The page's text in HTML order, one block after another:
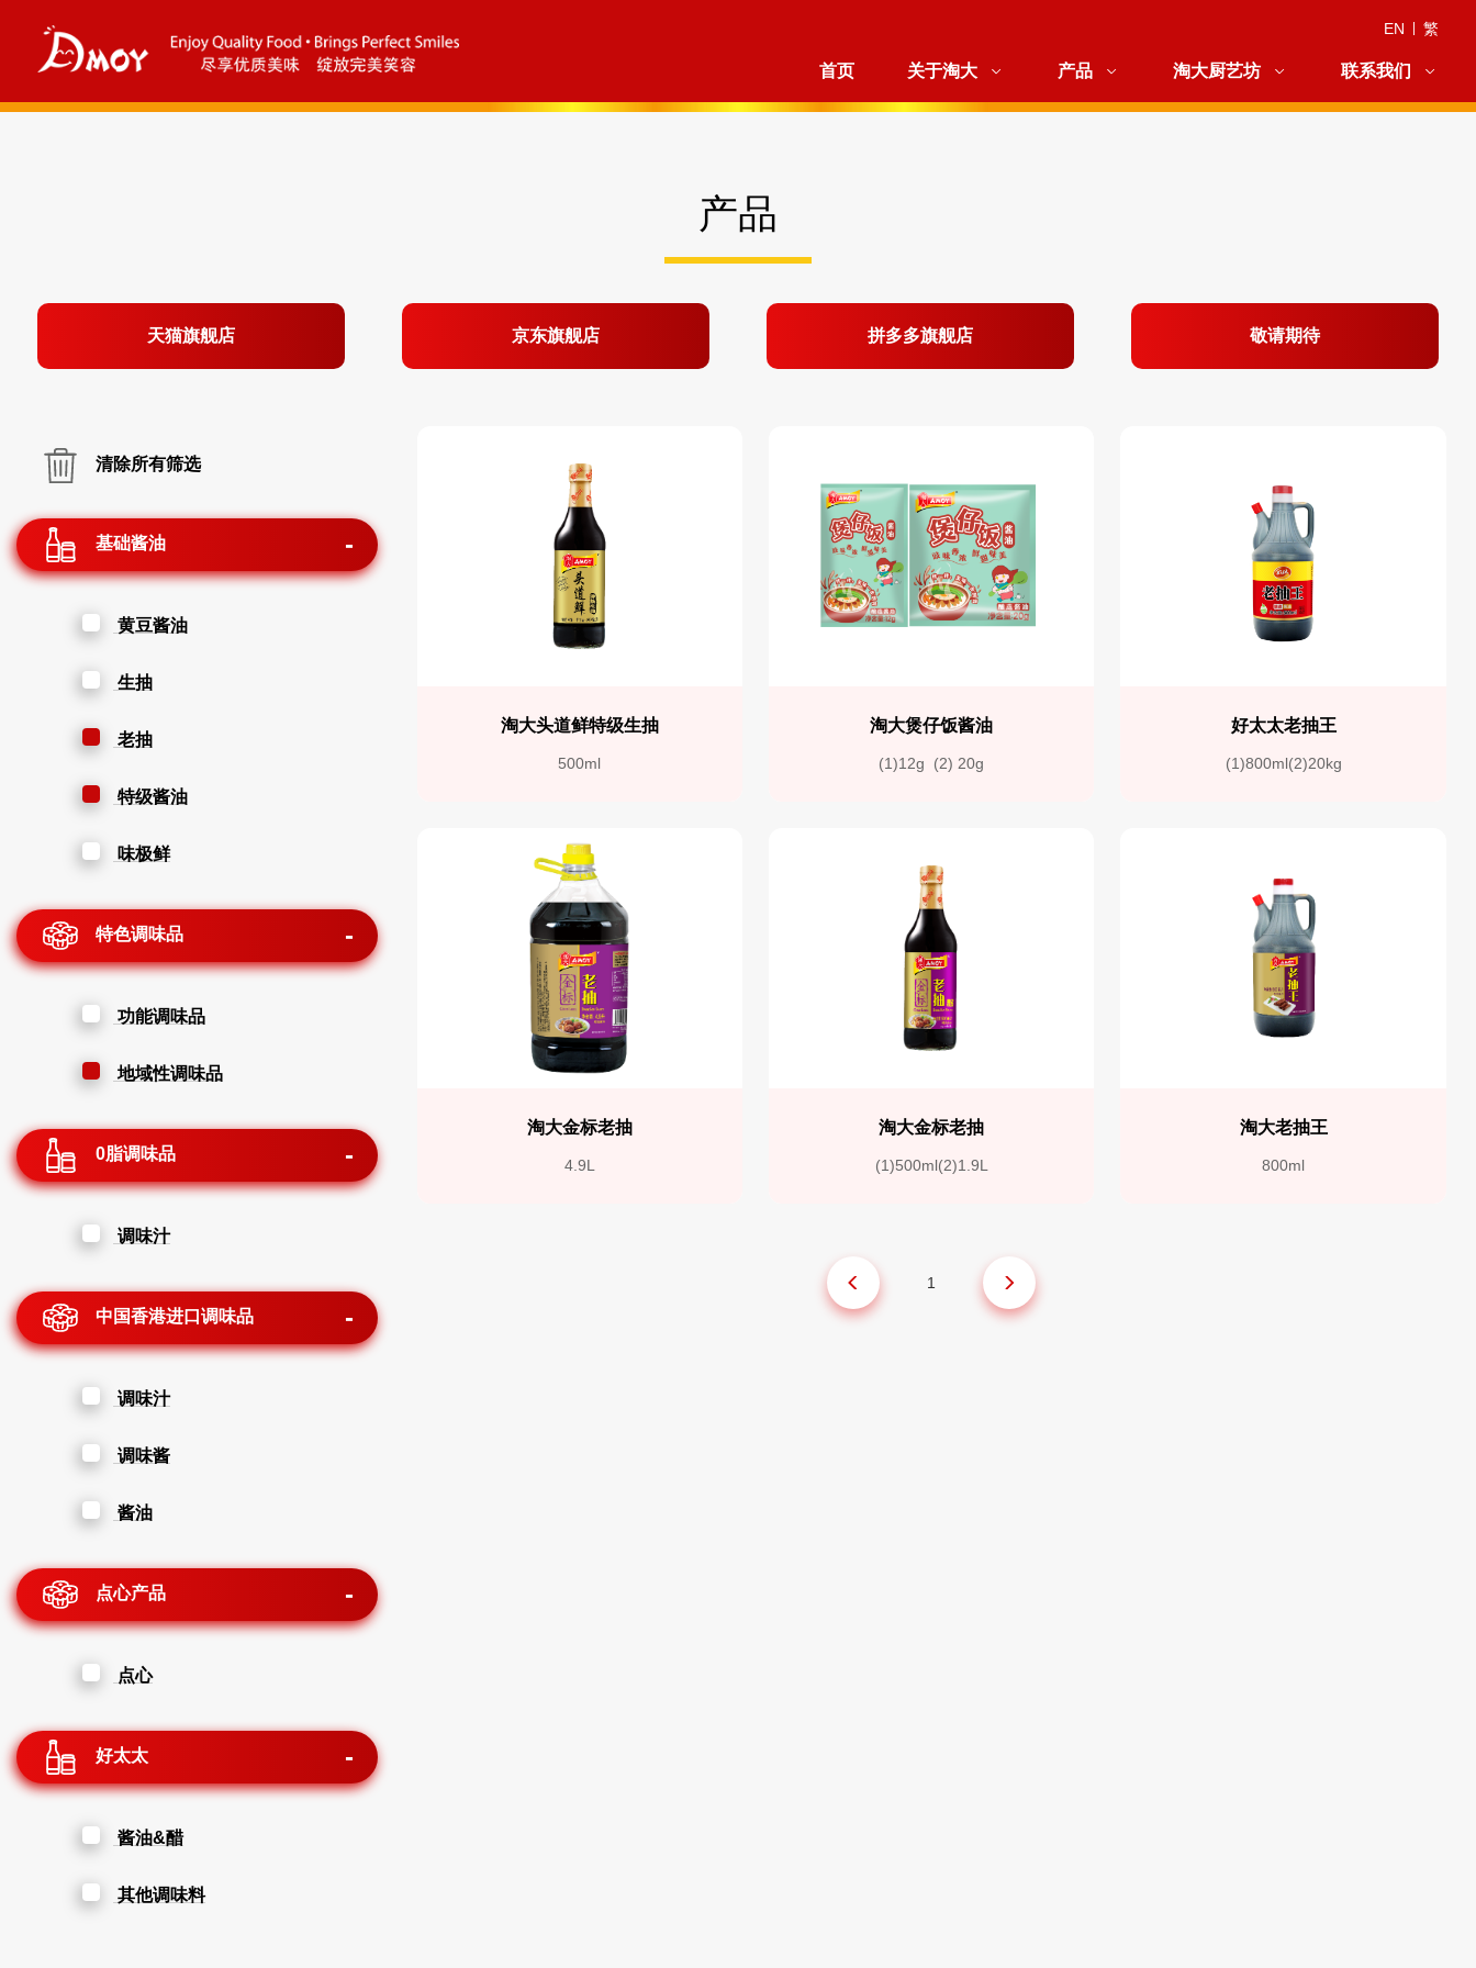
EN 繁
首页 关于淘大 产品 淘大厨艺坊 联系我们
产品
天猫旗舰店 京东旗舰店 拼多多旗舰店 敬请期待
清除所有筛选
基础酱油
黄豆酱油
生抽
老抽
特级酱油
味极鲜
特色调味品
功能调味品
地域性调味品
0脂调味品
调味汁
中国香港进口调味品
调味汁
调味酱
酱油
点心产品
点心
好太太
酱油&醋
其他调味料
淘大头道鲜特级生抽
500ml
淘大煲仔饭酱油
(1)12g  (2) 20g
好太太老抽王
(1)800ml(2)20kg
淘大金标老抽
4.9L
淘大金标老抽
(1)500ml(2)1.9L
淘大老抽王
800ml
1